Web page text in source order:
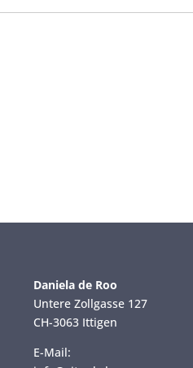
Daniela de Roo
Untere Zollgasse 127
CH-3063 Ittigen
E-Mail: